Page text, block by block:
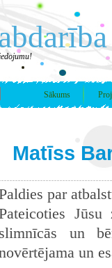
Sākums
Matīss
par
slimnīcās un
un